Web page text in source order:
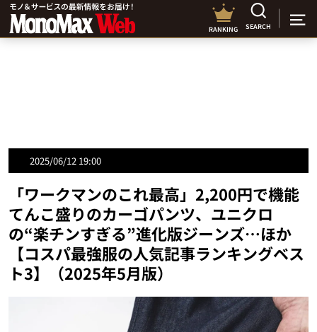
RANKING SEARCH
2025/06/12 19:00
「ワークマンのこれ最高」2,200円で機能
てんこ盛りのカーゴパンツ、ユニクロ
の“楽チンすぎる”進化版ジーンズ…ほか
【コスパ最強服の人気記事ランキングベス
ト3】（2025年5月版）